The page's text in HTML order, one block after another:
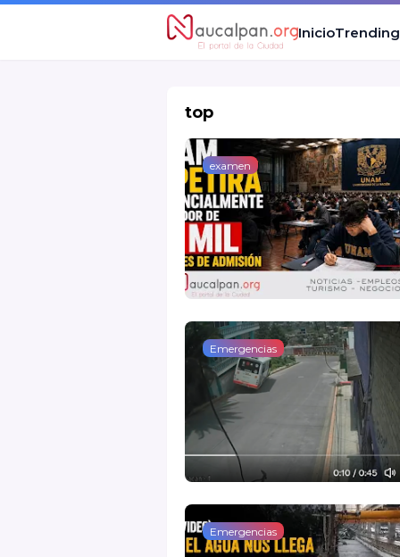
InicioTrending
top
examen
Emergencias
Emergencias